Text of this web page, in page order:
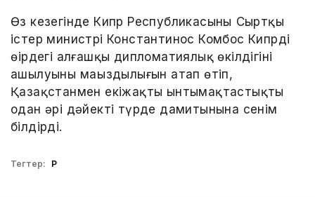
Өз кезегінде Кипр Республикасының Сыртқы
істер министрі Константинос Комбос Кипрдің
өңірдегі алғашқы дипломатиялық өкілдігінің
ашылуының маңыздылығын атап өтіп,
Қазақстанмен екіжақты ынтымақтастықтың
одан әрі дәйекті түрде дамитынына сенім
білдірді.
Тегтер: ҚР